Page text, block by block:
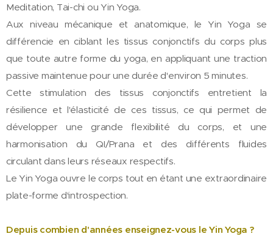
Meditation, Tai-chi ou Yin Yoga.
Aux niveau mécanique et anatomique, le Yin Yoga se
différencie en ciblant les tissus conjonctifs du corps plus
que toute autre forme du yoga, en appliquant une traction
passive maintenue pour une durée d'environ 5 minutes.
Cette stimulation des tissus conjonctifs entretient la
résilience et l'élasticité de ces tissus, ce qui permet de
développer une grande flexibilité du corps, et une
harmonisation du QI/Prana et des différents fluides
circulant dans leurs réseaux respectifs.
Le Yin Yoga ouvre le corps tout en étant une extraordinaire
plate-forme d'introspection.
Depuis combien d'années enseignez-vous le Yin Yoga ?